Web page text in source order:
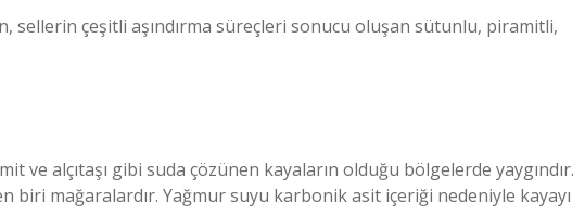
sellerin çeşitli aşındırma süreçleri sonucu oluşan sütunlu, piramitli,
ve alçıtaşı gibi suda çözünen kayaların olduğu bölgelerde yaygındır.
biri mağaralardır. Yağmur suyu karbonik asit içeriği nedeniyle kayayı